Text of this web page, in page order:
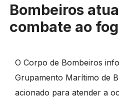
Bombeiros
combate ao
O Corpo de Bombeiros
Grupamento Marítimo de
acionado para atender a